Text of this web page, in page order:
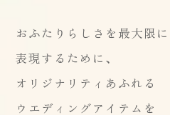
おふたりらしさを最大限に
表現するために、
オリジナリティあふれる
ウエディングアイテムを